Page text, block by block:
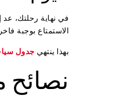
في نهاية رحلتك، عد
الاستمتاع بوجبة
بهذا ينتهي جدول سياحي
نصائح